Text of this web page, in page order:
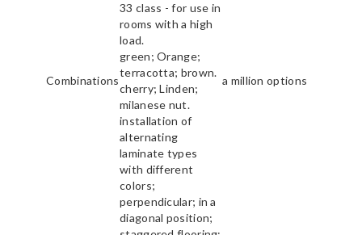
33 class - for use in
rooms with a high
load.
Combinations
green; Orange;
terracotta; brown.
cherry; Linden;
milanese nut.
a million options
installation of
alternating
laminate types
with different
colors;
perpendicular; in a
diagonal position;